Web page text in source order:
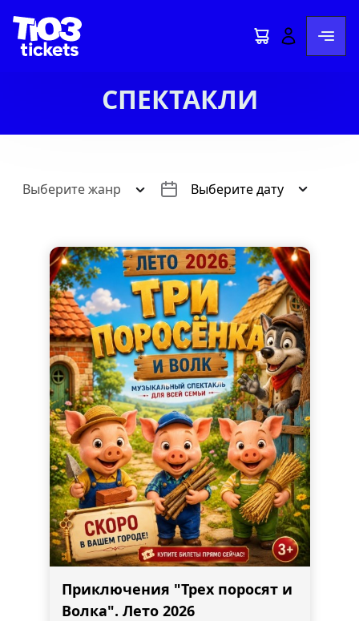
СПЕКТАКЛИ
Выберите жанр Выберите дату
Приключения "Трех поросят и
Волка". Лето 2026